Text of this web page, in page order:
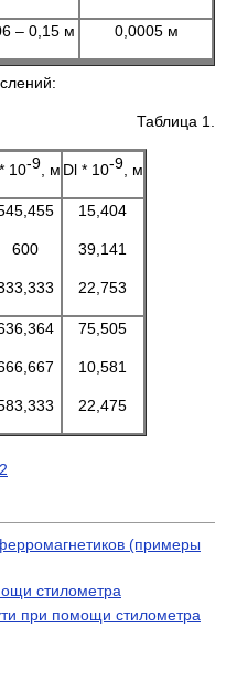
– 0,15 м 0,0005 м
Таблица 1.
10-9, м Dl * 10-9, м
600
15,404
39,141
22,753
75,505
10,581
22,475
2
(примеры
стилометра
при помощи стилометра